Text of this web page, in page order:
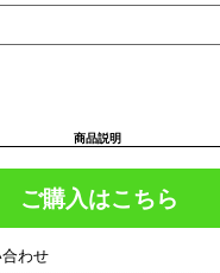
商品説明
ご購入はこちら
わせ